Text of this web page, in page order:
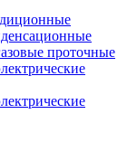
проточные